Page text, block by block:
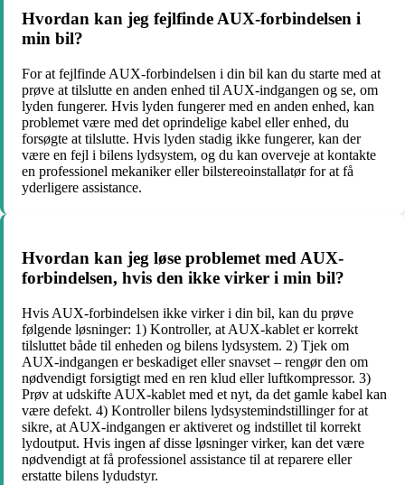
Hvordan kan jeg fejlfinde AUX-forbindelsen i
min bil?
For at fejlfinde AUX-forbindelsen i din bil kan du starte med at
prøve at tilslutte en anden enhed til AUX-indgangen og se, om
lyden fungerer. Hvis lyden fungerer med en anden enhed, kan
problemet være med det oprindelige kabel eller enhed, du
forsøgte at tilslutte. Hvis lyden stadig ikke fungerer, kan der
være en fejl i bilens lydsystem, og du kan overveje at kontakte
en professionel mekaniker eller bilstereoinstallatør for at få
yderligere assistance.
Hvordan kan jeg løse problemet med AUX-
forbindelsen, hvis den ikke virker i min bil?
Hvis AUX-forbindelsen ikke virker i din bil, kan du prøve
følgende løsninger: 1) Kontroller, at AUX-kablet er korrekt
tilsluttet både til enheden og bilens lydsystem. 2) Tjek om
AUX-indgangen er beskadiget eller snavset – rengør den om
nødvendigt forsigtigt med en ren klud eller luftkompressor. 3)
Prøv at udskifte AUX-kablet med et nyt, da det gamle kabel kan
være defekt. 4) Kontroller bilens lydsystemindstillinger for at
sikre, at AUX-indgangen er aktiveret og indstillet til korrekt
lydoutput. Hvis ingen af disse løsninger virker, kan det være
nødvendigt at få professionel assistance til at reparere eller
erstatte bilens lydudstyr.